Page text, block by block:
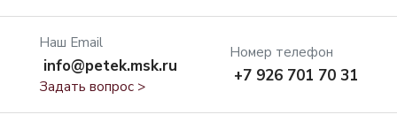
Наш Email
info@petek.msk.ru
Задать вопрос >
Номер телефон
+7 926 701 70 31